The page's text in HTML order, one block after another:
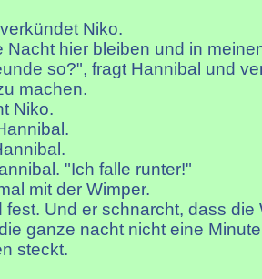
Niko.
Nacht hier bleiben und in
so?", fragt Hannibal und
machen.
Niko.
"Ich falle runter!"
mit der Wimper.
fest. Und er schnarcht, dass
ganze nacht nicht eine
steckt.